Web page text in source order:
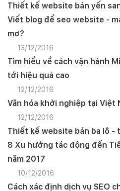
Thiết kế website bán yến
Viết blog để seo website -
mơ?
13/12/2016
Tìm hiểu về cách vận hành
tới hiệu quả cao
12/12/2016
Văn hóa khởi nghiệp tại Việt
12/12/2016
Thiết kế website bán ba lô -
8 Xu hướng tác động đến
năm 2017
10/12/2016
Cách xác định dịch vụ SEO